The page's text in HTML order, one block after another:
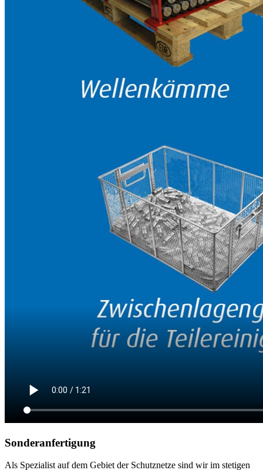
Sonderanfertigung
Als Spezialist auf dem Gebiet der Schutznetze sind wir im stetigen